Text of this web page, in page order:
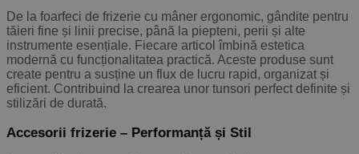
De la foarfeci de frizerie cu mâner ergonomic, gândite pentru
tăieri fine și linii precise, până la piepteni, perii și alte
instrumente esențiale. Fiecare articol îmbină estetica
modernă cu funcționalitatea practică. Aceste produse sunt
create pentru a susține un flux de lucru rapid, organizat și
eficient. Contribuind la crearea unor tunsori perfect definite și
stilizări de durată.
Accesorii frizerie – Performanță și Stil